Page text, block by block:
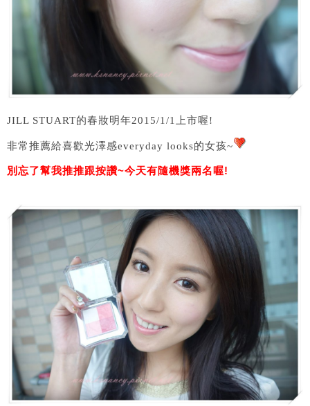
JILL STUART的春妝明年2015/1/1上市喔!
非常推薦給喜歡光澤感everyday looks的女孩~
別忘了幫我推推跟按讚~今天有隨機獎兩名喔!